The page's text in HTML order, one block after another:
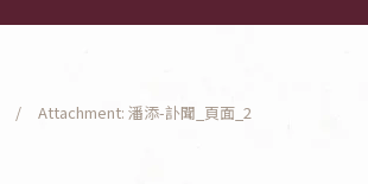
Attachment: 潘添-訃聞_頁面_2